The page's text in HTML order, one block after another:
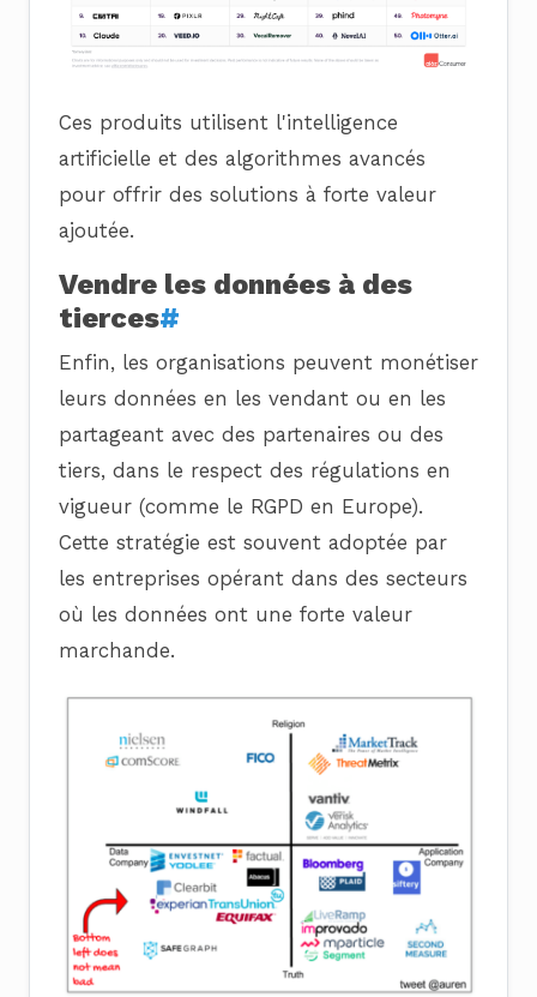
Ces produits utilisent l'intelligence
artificielle et des algorithmes avancés
pour offrir des solutions à forte valeur
ajoutée.
Vendre les données à des
tierces#
Enfin, les organisations peuvent monétiser
leurs données en les vendant ou en les
partageant avec des partenaires ou des
tiers, dans le respect des régulations en
vigueur (comme le RGPD en Europe).
Cette stratégie est souvent adoptée par
les entreprises opérant dans des secteurs
où les données ont une forte valeur
marchande.